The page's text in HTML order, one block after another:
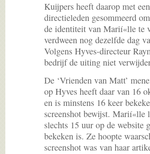
Kuijpers heeft daarop met
directieleden gesommeerd
de identiteit van Marií«lle te
verdween nog dezelfde dag
Volgens Hyves-directeur
bedrijf de uiting niet
De ‘Vrienden van Matt’
op Hyves heeft daar van 16
en is minstens 16 keer
screenshot bewijst. Marií«lle
slechts 15 uur op de website
bekeken is. Ze hoopte
screenshot was van haar